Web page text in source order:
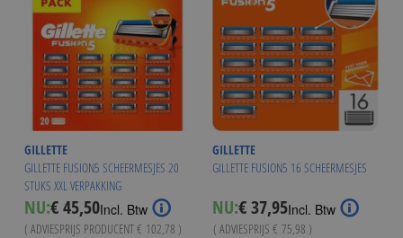
GILLETTE
GILLETTE FUSION5 SCHEERMESJES 20
STUKS XXL VERPAKKING
NU:€ 45,50Incl. Btw
( ADVIESPRIJS PRODUCENT€ 102,78 )
GILLETTE
GILLETTE FUSION5 16 SCHEERMESJES
NU:Special
Price
€ 37,95Incl. Btw
( ADVIESPRIJS € 75,98 )